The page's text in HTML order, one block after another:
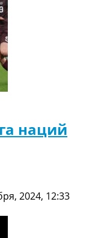
наций
2024, 12:33